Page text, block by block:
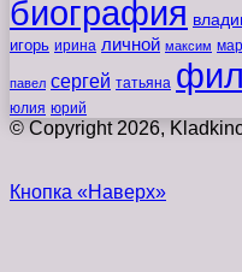
биография
игорь ирина личной максим
павел сергей татьяна
юлия юрий
© Copyright 2026,
Кнопка «Наверх»